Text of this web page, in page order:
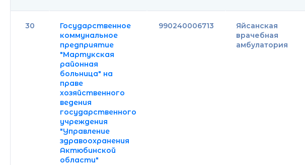
30
Государственное
коммунальное
предприятие
"Мартукская
районная
больница" на
праве
хозяйственного
ведения
государственного
учреждения
"Управление
здравоохранения
Актюбинской
области"
990240006713
Яйсанская
врачебная
амбулатория